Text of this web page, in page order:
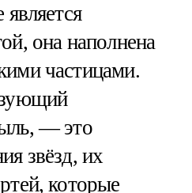
является
она наполнена
частицами.
— это
звёзд, их
которые